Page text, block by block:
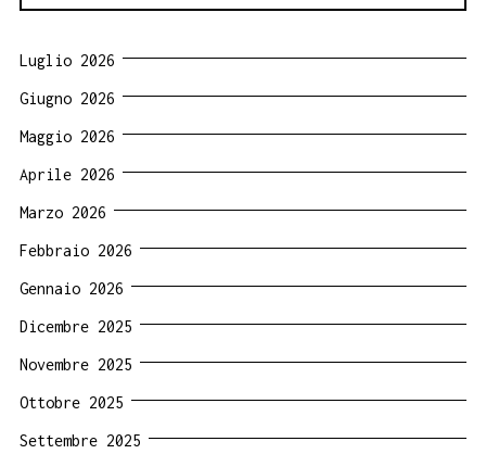
Luglio 2026
Giugno 2026
Maggio 2026
Aprile 2026
Marzo 2026
Febbraio 2026
Gennaio 2026
Dicembre 2025
Novembre 2025
Ottobre 2025
Settembre 2025